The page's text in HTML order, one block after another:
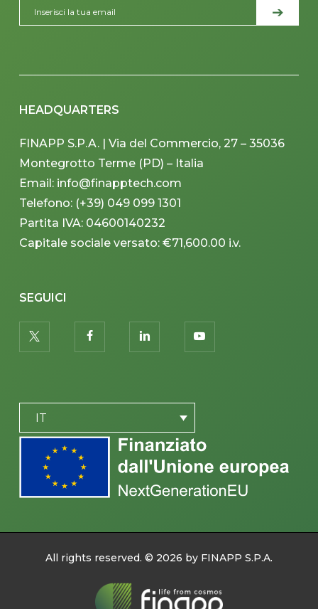
HEADQUARTERS
FINAPP S.P.A. | Via del Commercio, 27 – 35036
Montegrotto Terme (PD) – Italia
Email: info@finapptech.com
Telefono: (+39) 049 099 1301
Partita IVA: 04600140232
Capitale sociale versato: €71,600.00 i.v.
SEGUICI
twitter facebooklinkedin youtube
IT
All rights reserved. © 2026 by FINAPP S.P.A.